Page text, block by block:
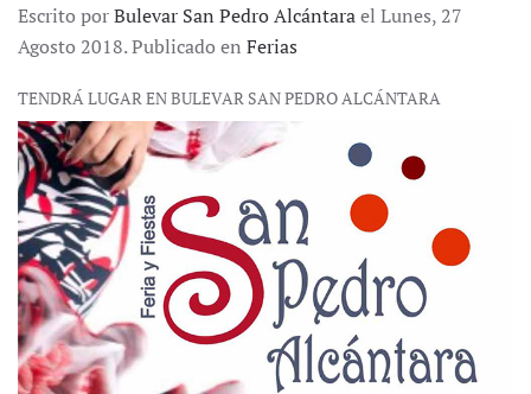
Escrito porBulevar San Pedro Alcántarael Lunes, 27
Agosto 2018. Publicado en Ferias
TENDRÁ LUGAR EN BULEVAR SAN PEDRO ALCÁNTARA